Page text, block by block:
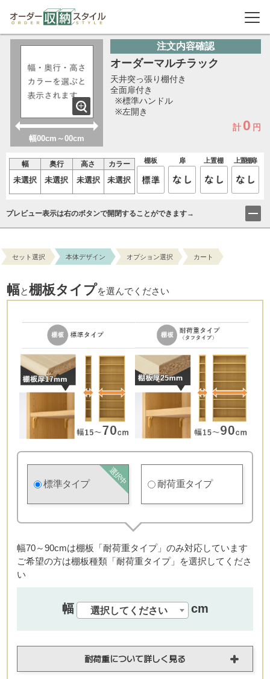
幅00cm～00cm
注文内容確認
オーダーマルチラック
天井突っ張り棚付き
全面扉付き
※標準ハンドル
※左開き
計 0 円
幅
未選択
奥行
未選択
高さ
未選択
カラー
未選択
棚板 扉 上置棚 上置棚扉
プレビュー表示は右のボタンで開閉することができます→
セット選択 本体デザイン オプション選択 カート
幅と棚板タイプを選んでください
標準タイプ 耐荷重タイプ
幅70～90cmは棚板「耐荷重タイプ」のみ対応しています
ご希望の方は棚板種類「耐荷重タイプ」を選択してくださ
い
幅 選択してください cm
耐荷重について詳しく見る